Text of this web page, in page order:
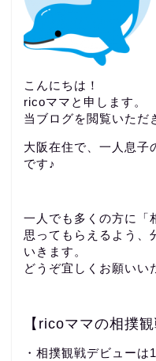
こんにちは！
ricoママと申します。
当ブログを閲覧いただ
大阪在住で、一人息子
です♪
一人でも多くの方に「
思ってもらえるよう、
いきます。
どうぞ宜しくお願いい
【ricoママの相撲観
・相撲観戦デビューは